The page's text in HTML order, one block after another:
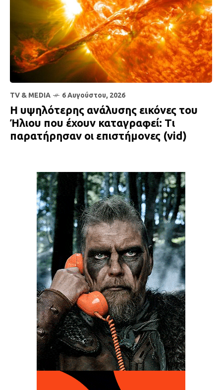
TV & MEDIA 6 Αυγούστου, 2026
Η υψηλότερης ανάλυσης εικόνες του
Ήλιου που έχουν καταγραφεί: Τι
παρατήρησαν οι επιστήμονες (vid)